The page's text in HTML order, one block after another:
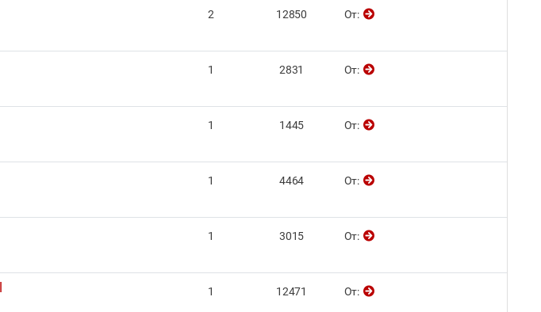
2 12850 От:
1 2831 От:
1 1445 От:
1 4464 От:
1 3015 От:
1 12471 От: